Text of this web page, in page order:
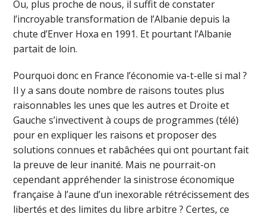
Ou, plus proche de nous, il suffit de constater
l’incroyable transformation de l’Albanie depuis la
chute d’Enver Hoxa en 1991. Et pourtant l’Albanie
partait de loin.
Pourquoi donc en France l’économie va-t-elle si mal ?
Il y a sans doute nombre de raisons toutes plus
raisonnables les unes que les autres et Droite et
Gauche s’invectivent à coups de programmes (télé)
pour en expliquer les raisons et proposer des
solutions connues et rabâchées qui ont pourtant fait
la preuve de leur inanité. Mais ne pourrait-on
cependant appréhender la sinistrose économique
française à l’aune d’un inexorable rétrécissement des
libertés et des limites du libre arbitre ? Certes, ce